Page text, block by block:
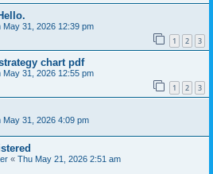
May 31, 2026 12:39 pm
1 2 3
chart pdf
May 31, 2026 12:55 pm
1 2 3
May 31, 2026 4:09 pm
« Thu May 21, 2026 2:51 am